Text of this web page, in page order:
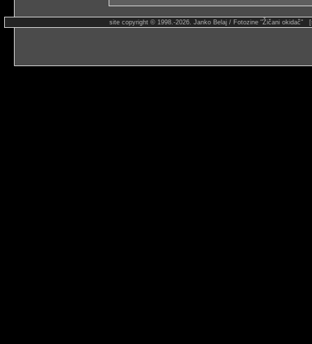
site copyright © 1998.-2026. Janko Belaj / Fotozine "Žičani okidač"